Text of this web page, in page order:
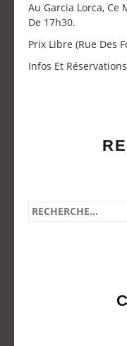
Au Garcia Lorca, Ce
De 17h30.
Prix Libre (Rue Des
Infos Et